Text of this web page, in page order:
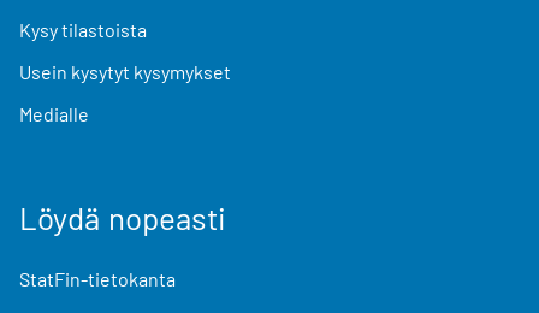
Kysy tilastoista
Usein kysytyt kysymykset
Medialle
Löydä nopeasti
StatFin-tietokanta